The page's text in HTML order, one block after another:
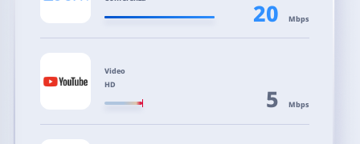
20 Mbps
Video
HD
5 Mbps